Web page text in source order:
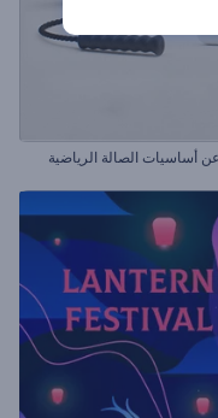
أساسيات الصالة الرياضية